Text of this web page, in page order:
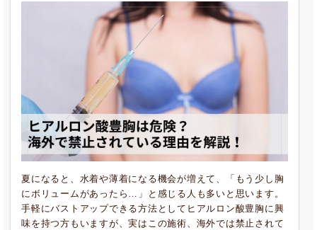
夏になると、水着や薄着になる機会が増えて、「もう少し胸
にボリュームがあったら…」と感じる人も多いと思います。
手軽にバストアップできる方法としてヒアルロン酸豊胸に興
味を持つ方もいますが、実はこの施術、海外では禁止されて